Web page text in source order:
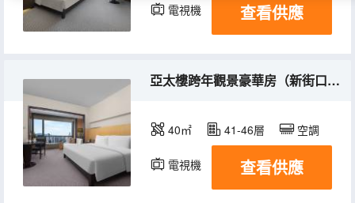
電視機 冰箱
查看供應
亞太樓跨年觀景豪華房（新街口朝向）
40㎡ 41-46層 空調
電視機 冰箱
查看供應